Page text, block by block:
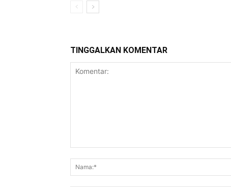
TINGGALKAN KOMENTAR